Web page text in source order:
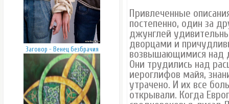
Заговор - Венец безбрачия
Привлеченные
постепенно, один за
джунглей
дворцами и
возвышающимися над
Они трудились над
иероглифов майя,
утрачено. И их все
открывали. Когда